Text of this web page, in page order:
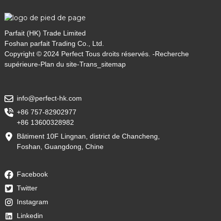
Parfait (HK) Trade Limited
Foshan parfait Trading Co., Ltd.
Copyright © 2024 Perfect Tous droits réservés. -Recherche
supérieure-Plan du site-Trans_sitemap
info@perfect-hk.com
+86 757-82902977
+86 13600328982
Bâtiment 10F Lingnan, district de Chancheng,
Foshan, Guangdong, Chine
Facebook
Twitter
Instagram
Linkedin